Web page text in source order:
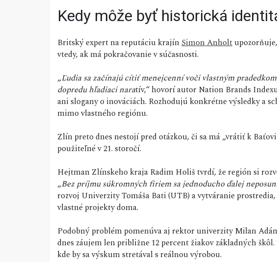
Kedy môže byť historická
Britský expert na reputáciu krajínSimon Anholt
vtedy, ak má pokračovanie v súčasnosti.
„Ľudia sa začínajú cítiť menejcenní voči vlastným
dopredu hľadiaci naratív,“ hovorí autor Nation Brands
ani slogany o inováciách. Rozhodujú konkrétne výsledky a
mimo vlastného regiónu.
Zlín preto dnes nestojí pred otázkou, či sa má „vrátiť k
použiteľné v 21. storočí.
Hejtman Zlínskeho kraja Radim Holiš tvrdí, že región si
„Bez príjmu súkromných firiem sa jednoducho ďalej
rozvoj Univerzity Tomáša Bati (UTB) a vytváranie
vlastné projekty doma.
Podobný problém pomenúva aj rektor univerzity Milan
dnes záujem len približne 12 percent žiakov základných
kde by sa výskum stretával s reálnou výrobou.